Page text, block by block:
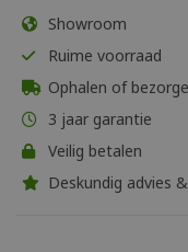
Showroom
Ruime voorraad
Ophalen of
3 jaar garantie
Veilig betalen
Deskundig advies